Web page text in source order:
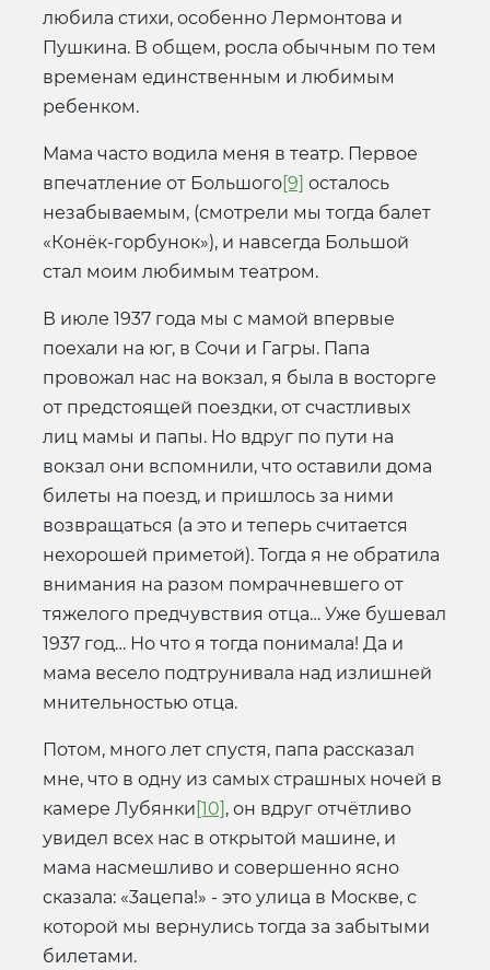
любила стихи, особенно Лермонтова и
Пушкина. В общем, росла обычным по тем
временам единственным и любимым
ребенком.
Мама часто водила меня в театр. Первое
впечатление от Большого[9] осталось
незабываемым, (смотрели мы тогда балет
«Конёк-горбунок»), и навсегда Большой
стал моим любимым театром.
В июле 1937 года мы с мамой впервые
поехали на юг, в Сочи и Гагры. Папа
провожал нас на вокзал, я была в восторге
от предстоящей поездки, от счастливых
лиц мамы и папы. Но вдруг по пути на
вокзал они вспомнили, что оставили дома
билеты на поезд, и пришлось за ними
возвращаться (а это и теперь считается
нехорошей приметой). Тогда я не обратила
внимания на разом помрачневшего от
тяжелого предчувствия отца… Уже бушевал
1937 год… Но что я тогда понимала! Да и
мама весело подтрунивала над излишней
мнительностью отца.
Потом, много лет спустя, папа рассказал
мне, что в одну из самых страшных ночей в
камере Лубянки [10] , он вдруг отчётливо
увидел всех нас в открытой машине, и
мама насмешливо и совершенно ясно
сказала: «3ацепа!» - это улица в Москве, с
которой мы вернулись тогда за забытыми
билетами.